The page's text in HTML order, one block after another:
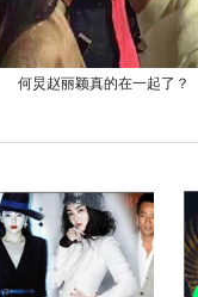
何炅赵丽颖真的在一起了？